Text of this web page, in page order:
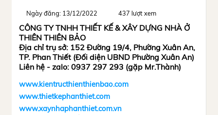
Ngày đăng: 13/12/2022 437 lượt xem
CÔNG TY TNHH THIẾT KẾ & XÂY DỰNG NHÀ Ở
THIÊN THIÊN BẢO
Địa chỉ trụ sở: 152 Đường 19/4, Phường Xuân An,
TP. Phan Thiết (Đối diện UBND Phường Xuân An)
Liên hệ - zalo: 0937 297 293 (gặp Mr.Thành)
www.kientructhienthienbao.com
www.thietkephanthiet.com
www.xaynhaphanthiet.com.vn